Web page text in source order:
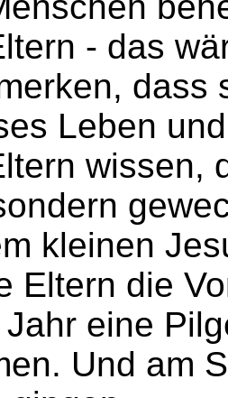
- das
dass
Leben
wissen,
kleinen
Eltern die
eine
Und am